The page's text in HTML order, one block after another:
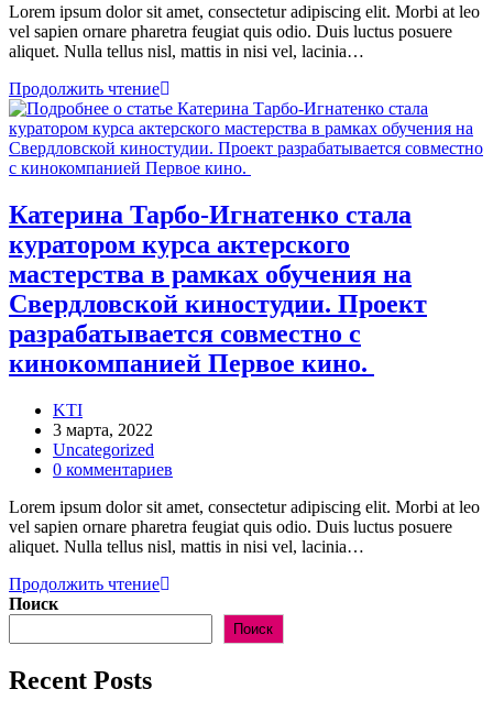
записи:
Lorem ipsum dolor sit amet, consectetur adipiscing elit. Morbi at leo
vel sapien ornare pharetra feugiat quis odio. Duis luctus posuere
aliquet. Nulla tellus nisl, mattis in nisi vel, lacinia…
Продолжить чтениеКатерина
Тарбо-
Игнатенко
стала
куратором
актерского
мастерства
в
обучения
на
киностудии.
Проект
Первое
кино.
Катерина Тарбо-Игнатенко стала
куратором курса актерского
мастерства в рамках обучения на
Свердловской киностудии. Проект
разрабатывается совместно с
кинокомпанией Первое кино.
Автор
записи:
KTI
Запись
опубликована:
3 марта, 2022
Рубрика
записи:
Uncategorized
Комментарии
записи:
0 комментариев
Lorem ipsum dolor sit amet, consectetur adipiscing elit. Morbi at leo
vel sapien ornare pharetra feugiat quis odio. Duis luctus posuere
aliquet. Nulla tellus nisl, mattis in nisi vel, lacinia…
Продолжить чтениеКатерина
Игнатенко
стала
Поиск
Поиск
Recent Posts